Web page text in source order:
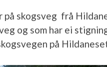
på skogsveg frå
og som har ei
på